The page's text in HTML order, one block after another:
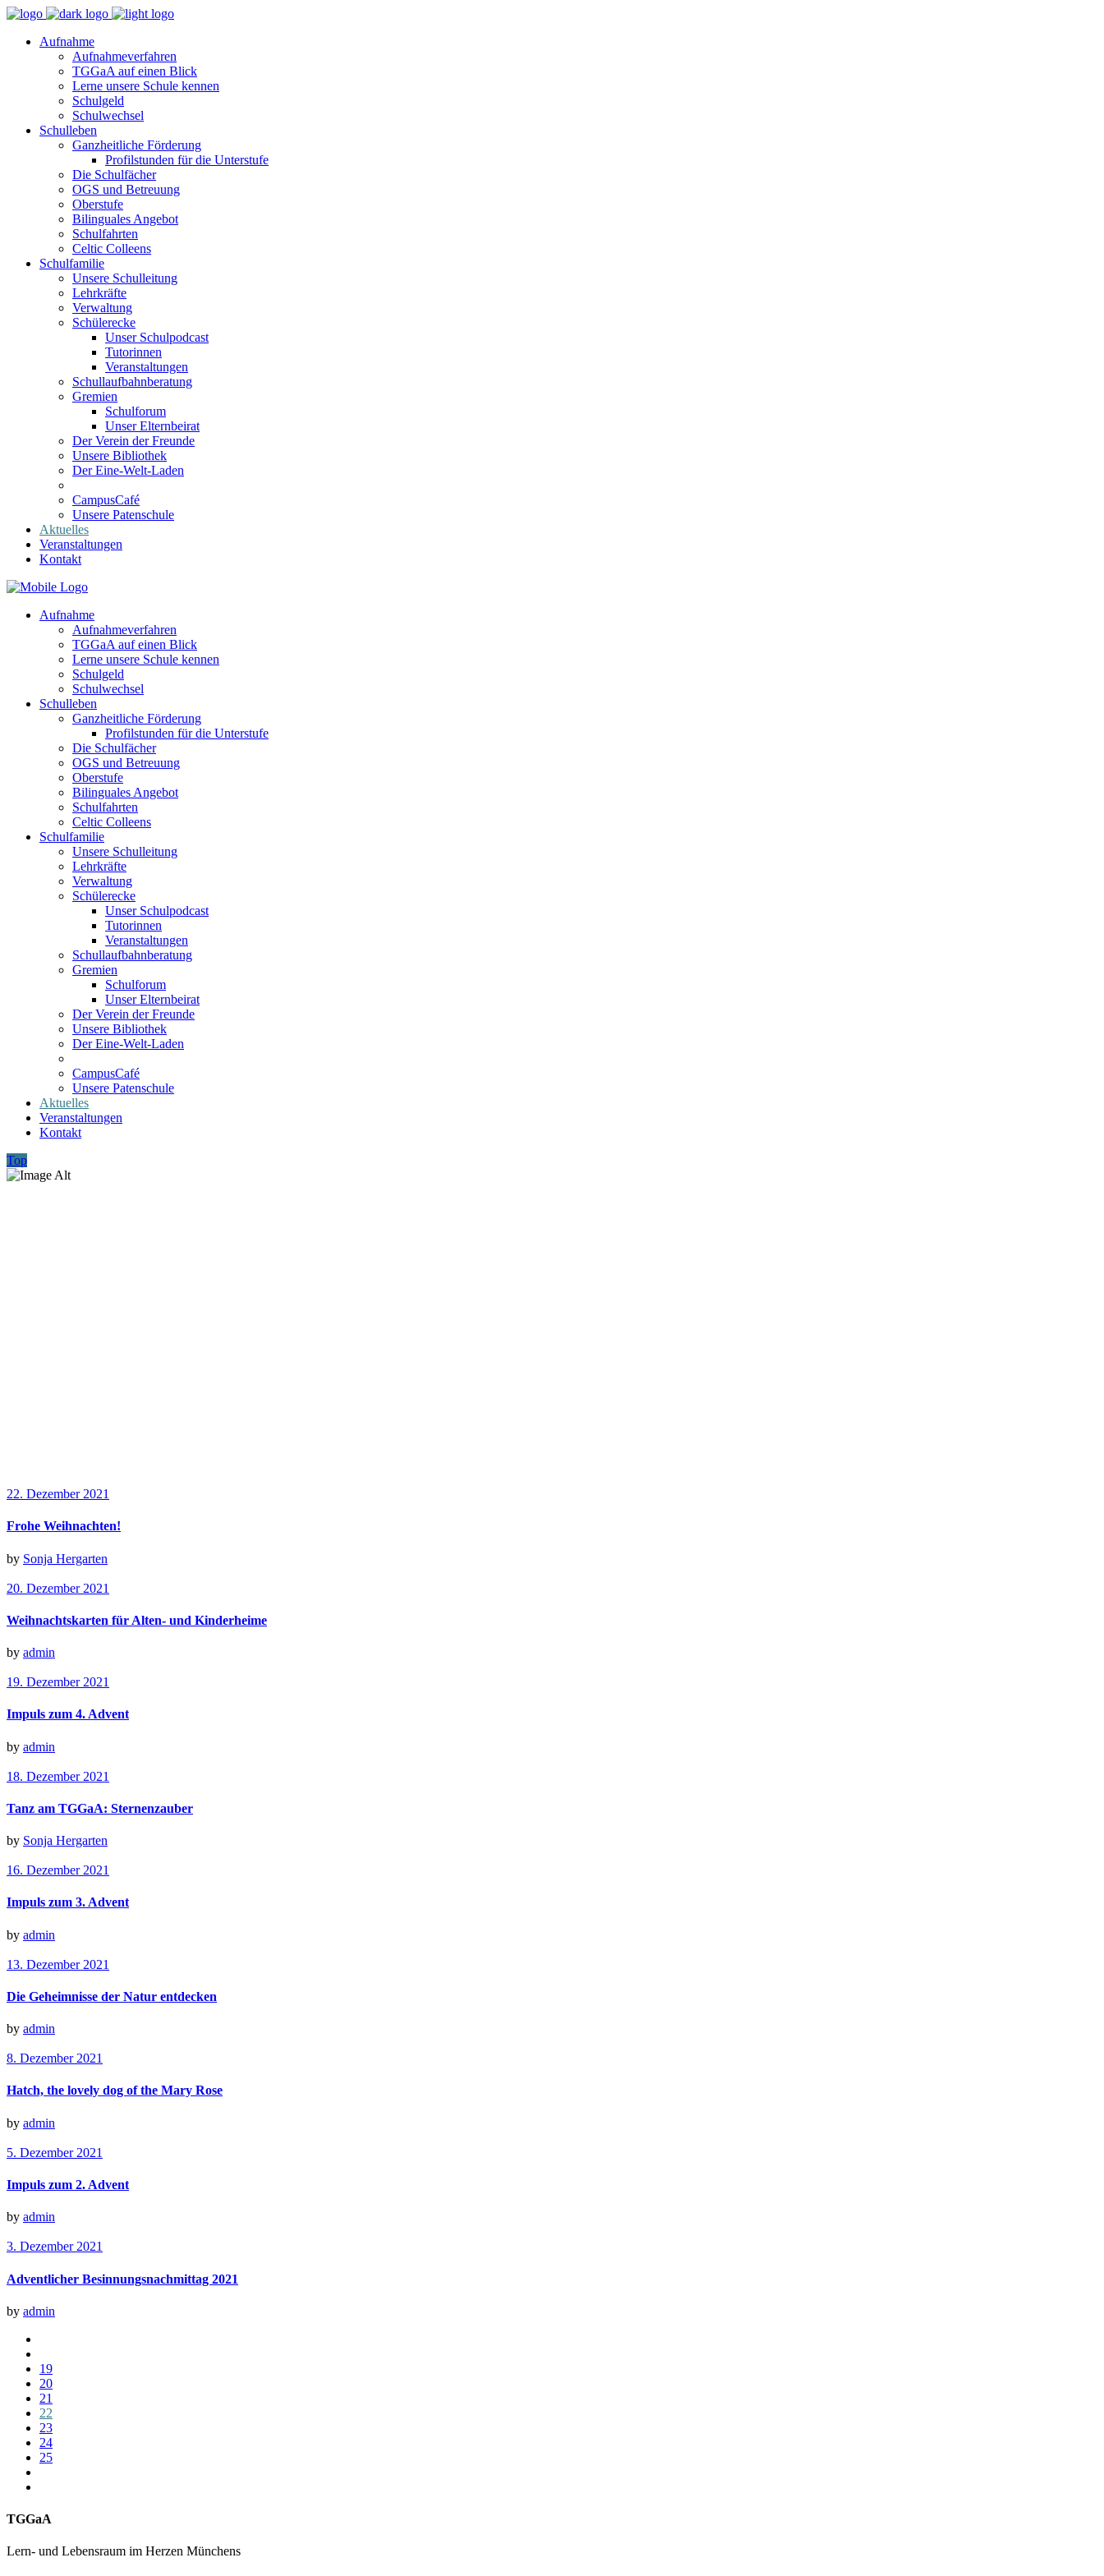
Aufnahme
Aufnahmeverfahren
TGGaA auf einen Blick
Lerne unsere Schule kennen
Schulgeld
Schulwechsel
Schulleben
Ganzheitliche Förderung
Profilstunden für die Unterstufe
Die Schulfächer
OGS und Betreuung
Oberstufe
Bilinguales Angebot
Schulfahrten
Celtic Colleens
Schulfamilie
Unsere Schulleitung
Lehrkräfte
Verwaltung
Schülerecke
Unser Schulpodcast
Tutorinnen
Veranstaltungen
Schullaufbahnberatung
Gremien
Schulforum
Unser Elternbeirat
Der Verein der Freunde
Unsere Bibliothek
Der Eine-Welt-Laden
CampusCafé
Unsere Patenschule
Aktuelles
Veranstaltungen
Kontakt
Aufnahme
Aufnahmeverfahren
TGGaA auf einen Blick
Lerne unsere Schule kennen
Schulgeld
Schulwechsel
Schulleben
Ganzheitliche Förderung
Profilstunden für die Unterstufe
Die Schulfächer
OGS und Betreuung
Oberstufe
Bilinguales Angebot
Schulfahrten
Celtic Colleens
Schulfamilie
Unsere Schulleitung
Lehrkräfte
Verwaltung
Schülerecke
Unser Schulpodcast
Tutorinnen
Veranstaltungen
Schullaufbahnberatung
Gremien
Schulforum
Unser Elternbeirat
Der Verein der Freunde
Unsere Bibliothek
Der Eine-Welt-Laden
CampusCafé
Unsere Patenschule
Aktuelles
Veranstaltungen
Kontakt
Top
22. Dezember 2021
Frohe Weihnachten!
by Sonja Hergarten
20. Dezember 2021
Weihnachtskarten für Alten- und Kinderheime
by admin
19. Dezember 2021
Impuls zum 4. Advent
by admin
18. Dezember 2021
Tanz am TGGaA: Sternenzauber
by Sonja Hergarten
16. Dezember 2021
Impuls zum 3. Advent
by admin
13. Dezember 2021
Die Geheimnisse der Natur entdecken
by admin
8. Dezember 2021
Hatch, the lovely dog of the Mary Rose
by admin
5. Dezember 2021
Impuls zum 2. Advent
by admin
3. Dezember 2021
Adventlicher Besinnungsnachmittag 2021
by admin
19
20
21
22
23
24
25
TGGaA
Lern- und Lebensraum im Herzen Münchens